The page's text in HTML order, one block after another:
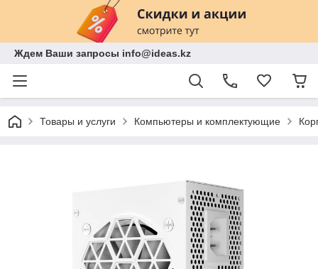
Ждем Ваши запросы info@ideas.kz
Товары и услуги Компьютеры и комплектующие